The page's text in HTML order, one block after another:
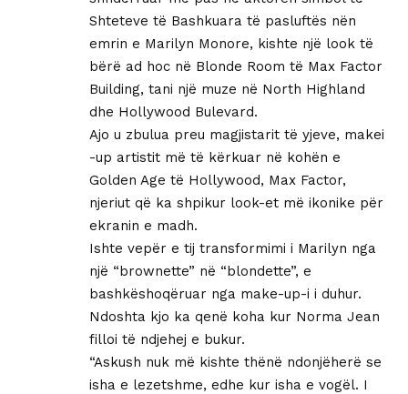
Shteteve të Bashkuara të pasluftës nën
emrin e Marilyn Monore, kishte një look të
bërë ad hoc në Blonde Room të Max Factor
Building, tani një muze në North Highland
dhe Hollywood Bulevard.
Ajo u zbulua preu magjistarit të yjeve, makei
-up artistit më të kërkuar në kohën e
Golden Age të Hollywood, Max Factor,
njeriut që ka shpikur look-et më ikonike për
ekranin e madh.
Ishte vepër e tij transformimi i Marilyn nga
një “brownette” në “blondette”, e
bashkëshoqëruar nga make-up-i i duhur.
Ndoshta kjo ka qenë koha kur Norma Jean
filloi të ndjehej e bukur.
“Askush nuk më kishte thënë ndonjëherë se
isha e lezetshme, edhe kur isha e vogël. I